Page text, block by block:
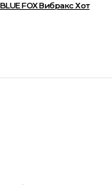
FOX Вибракс Хот